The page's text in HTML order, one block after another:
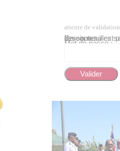
attente de validation
Ce contenu est protégé par un mot de passe. Pour le voir, veuillez saisir votre mot de passe ci-dessous :
Mot de passe :